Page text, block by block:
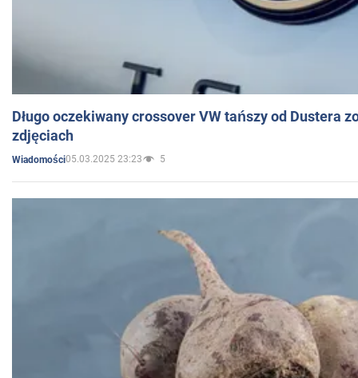
Długo oczekiwany crossover VW tańszy od Dustera
zdjęciach
Wiadomości05.03.2025 23:23 5